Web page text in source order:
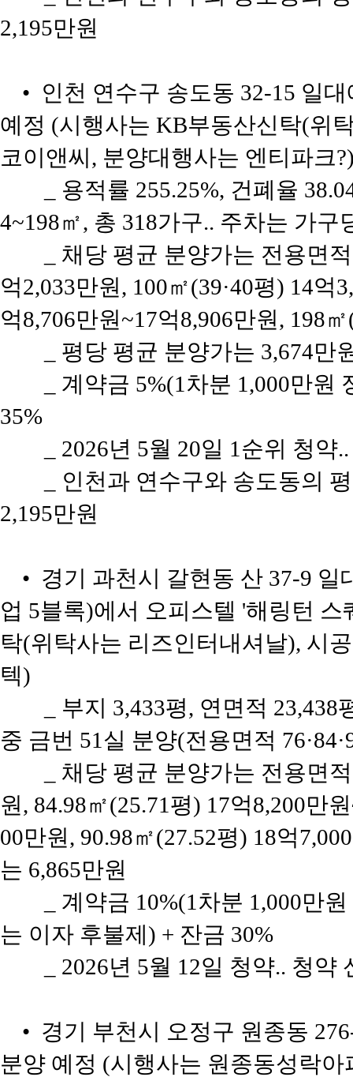
2,195만원
• 인천 연수구 송도동 32-15 일
예정 (시행사는 KB부동산신탁(위
코이앤씨, 분양대행사는 엔티파크
_ 용적률 255.25%, 건폐율
4~198㎡, 총 318가구.. 주차는 가구
_ 채당 평균 분양가는 전용면
억2,033만원, 100㎡(39·40평) 14억
억8,706만원~17억8,906만원, 198
_ 평당 평균 분양가는 3,674
_ 계약금 5%(1차분 1,000만
35%
_ 2026년 5월 20일 1순위 청
_ 인천과 연수구와 송도동의
2,195만원
• 경기 과천시 갈현동 산 37-9 일
업 5블록)에서 오피스텔 '해링턴
탁(위탁사는 리즈인터내셔날), 시
텍)
_ 부지 3,433평, 연면적
중 금번 51실 분양(전용면적
_ 채당 평균 분양가는 전용면
원, 84.98㎡(25.71평) 17억8,200만
00만원, 90.98㎡(27.52평) 18억
는 6,865만원
_ 계약금 10%(1차분 1,000만
는 이자 후불제) + 잔금 30%
_ 2026년 5월 12일 청약.. 청
• 경기 부천시 오정구 원종동
분양 예정 (시행사는 원종동성락